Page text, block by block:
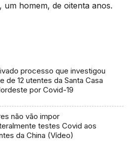
homem, de oitenta anos.
processo que investigou
de 12 utentes da Santa Casa
por Covid-19
não vão impor
testes Covid aos
da China (Vídeo)